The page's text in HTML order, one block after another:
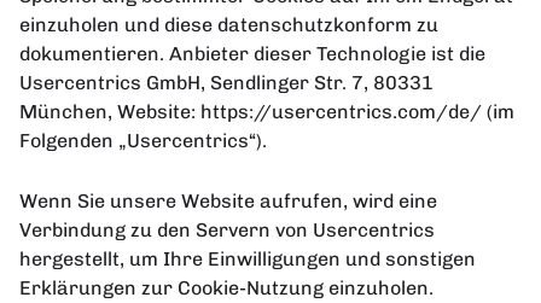
einzuholen und diese datenschutzkonform zu
dokumentieren. Anbieter dieser Technologie ist die
Usercentrics GmbH, Sendlinger Str. 7, 80331
München, Website: https://usercentrics.com/de/ (im
Folgenden „Usercentrics“).
Wenn Sie unsere Website aufrufen, wird eine
Verbindung zu den Servern von Usercentrics
hergestellt, um Ihre Einwilligungen und sonstigen
Erklärungen zur Cookie-Nutzung einzuholen.